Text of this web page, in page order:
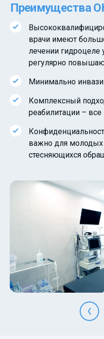
Преимущества
врачи имеют
лечении гидроцеле
регулярно
Минимально
Комплексный
реабилитации –
важно для
стесняющихся